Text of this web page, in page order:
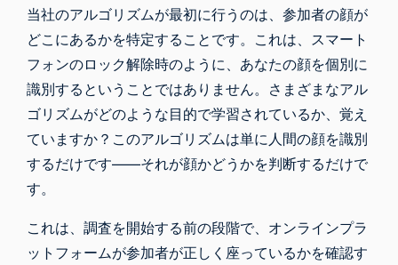
当社のアルゴリズムが最初に行うのは、参加者の顔が
どこにあるかを特定することです。これは、スマート
フォンのロック解除時のように、あなたの顔を個別に
識別するということではありません。さまざまなアル
ゴリズムがどのような目的で学習されているか、覚え
ていますか？このアルゴリズムは単に人間の顔を識別
するだけです――それが顔かどうかを判断するだけで
す。
これは、調査を開始する前の段階で、オンラインプラ
ットフォームが参加者が正しく座っているかを確認す